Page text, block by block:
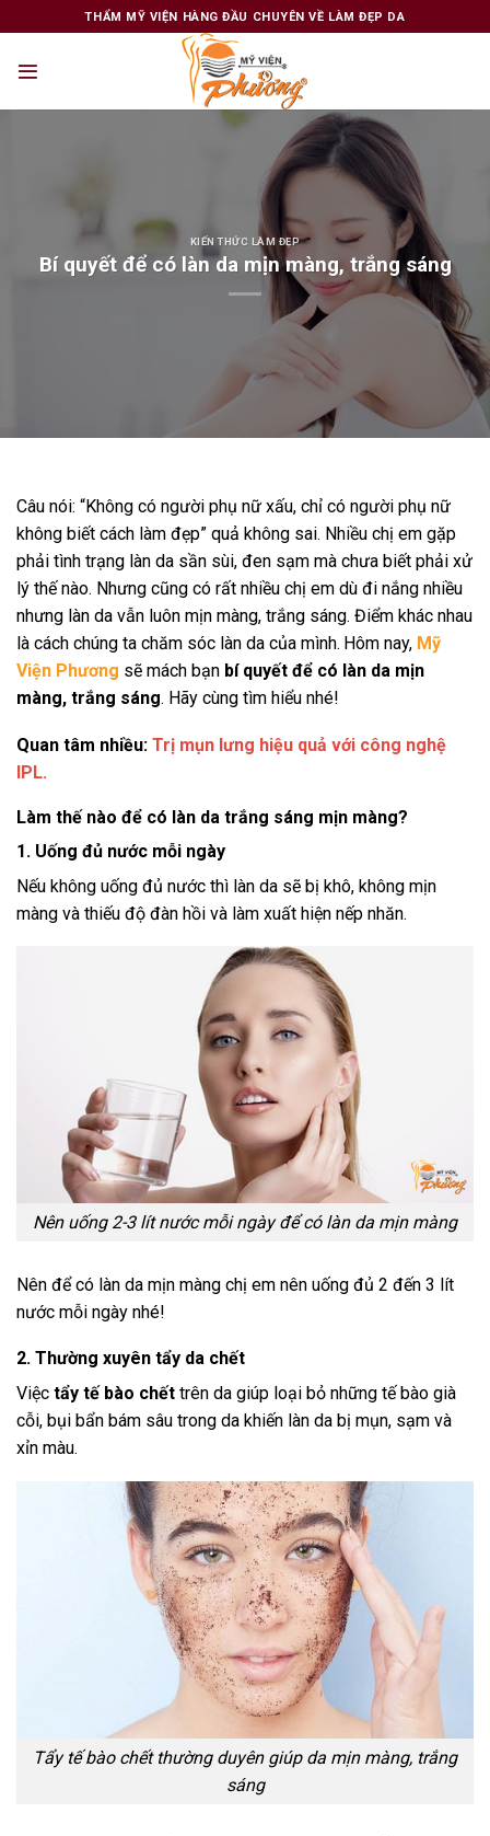
to
THẨM MỸ VIỆN HÀNG ĐẦU CHUYÊN VỀ LÀM ĐẸP DA
KIẾN THỨC LÀM ĐẸP
Bí quyết để có làn da mịn màng, trắng sáng
Câu nói: “Không có người phụ nữ xấu, chỉ có người phụ nữ
không biết cách làm đẹp” quả không sai. Nhiều chị em gặp
phải tình trạng làn da sần sùi, đen sạm mà chưa biết phải xử
lý thế nào. Nhưng cũng có rất nhiều chị em dù đi nắng nhiều
nhưng làn da vẫn luôn mịn màng, trắng sáng. Điểm khác nhau
là cách chúng ta chăm sóc làn da của mình. Hôm nay, Mỹ
Viện Phương sẽ mách bạn bí quyết để có làn da mịn
màng, trắng sáng. Hãy cùng tìm hiểu nhé!
Quan tâm nhiều: Trị mụn lưng hiệu quả với công nghệ
IPL.
Làm thế nào để có làn da trắng sáng mịn màng?
1. Uống đủ nước mỗi ngày
Nếu không uống đủ nước thì làn da sẽ bị khô, không mịn
màng và thiếu độ đàn hồi và làm xuất hiện nếp nhăn.
Nên uống 2-3 lít nước mỗi ngày để có làn da mịn màng
Nên để có làn da mịn màng chị em nên uống đủ 2 đến 3 lít
nước mỗi ngày nhé!
2. Thường xuyên tẩy da chết
Việc tẩy tế bào chết trên da giúp loại bỏ những tế bào già
cỗi, bụi bẩn bám sâu trong da khiến làn da bị mụn, sạm và
xỉn màu.
Tẩy tế bào chết thường duyên giúp da mịn màng, trắng
sáng